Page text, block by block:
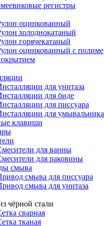
регистры
оцинкованный
холоднокатаный
горячекатаный
оцинкованный с
для унитаза
для биде
для писсуара
для умывальника
клавиши
для ванны
для раковины
смыва
смыва для писсуара
смыва для унитаза
чёрной стали
сварная
тканая